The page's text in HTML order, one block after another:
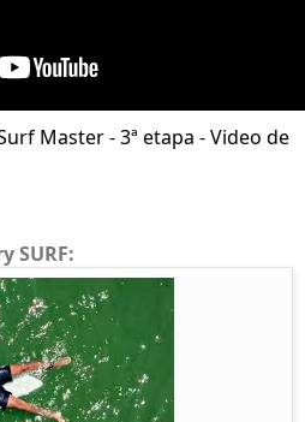
Master - 3ª etapa - Video de
SURF: